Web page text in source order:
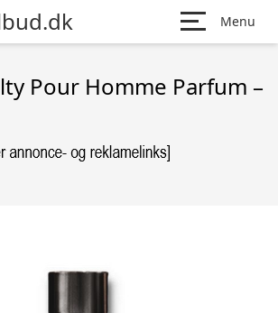
Menu
Pour Homme Parfum –